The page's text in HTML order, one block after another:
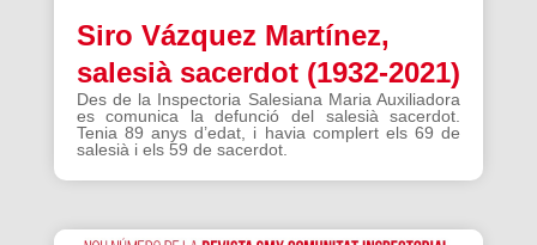
Siro Vázquez Martínez,
salesià sacerdot (1932-2021)
Des de la Inspectoria Salesiana Maria Auxiliadora
es comunica la defunció del salesià sacerdot.
Tenia 89 anys d’edat, i havia complert els 69 de
salesià i els 59 de sacerdot.